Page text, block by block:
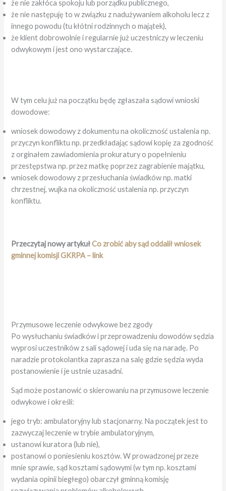
że nie zakłóca spokoju lub porządku publicznego,
że nie następuję to w związku z nadużywaniem alkoholu lecz z
innego powodu (tu kłótni rodzinnych o majątek),
że klient dobrowolnie i regularnie już uczestniczy w leczeniu
odwykowym i jest ono wystarczające.
W tym celu już na początku będę zgłaszała sądowi wnioski
dowodowe:
wniosek dowodowy z dokumentu na okoliczność ustalenia np.
przyczyn konfliktu np. przedkładając sądowi kopię za zgodność
z orginałem zawiadomienia prokuratury o popełnieniu
przestępstwa np. przez matkę poprzez zagrabienie majątku,
wniosek dowodowy z przesłuchania świadków np. matki
chrzestnej, wujka na okoliczność ustalenia np. przyczyn
konfliktu.
Przeczytaj nowy artykułCo zrobić aby sąd oddalił wniosek
gminnej komisji GKRPA – link
Przymusowe leczenie odwykowe bez zgody
Po wysłuchaniu świadków i przeprowadzeniu dowodów sędzia
wyprosi uczestników z sali sądowej i uda się na naradę. Po
naradzie protokolantka zaprasza na salę gdzie sędzia wyda
postanowienie i je ustnie uzasadni.
Sąd może postanowić o skierowaniu na przymusowe leczenie
odwykowe i określi:
jego tryb: ambulatoryjny lub stacjonarny. Na początek jest to
zazwyczaj leczenie w trybie ambulatoryjnym,
ustanowi kuratora (lub nie),
postanowi o poniesieniu kosztów. W prowadzonej przeze
mnie sprawie, sąd kosztami sądowymi (w tym np. kosztami
wydania opinii biegłego) obarczył gminną komisję